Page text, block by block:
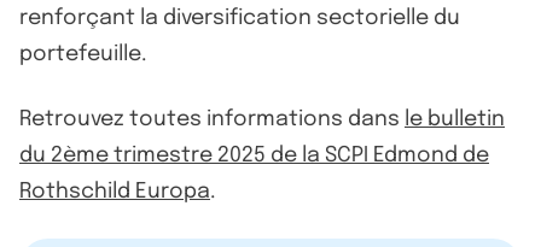
renforçant la diversification sectorielle du
portefeuille.
Retrouvez toutes informations dans le bulletin
du 2ème trimestre 2025 de la SCPI Edmond de
Rothschild Europa.